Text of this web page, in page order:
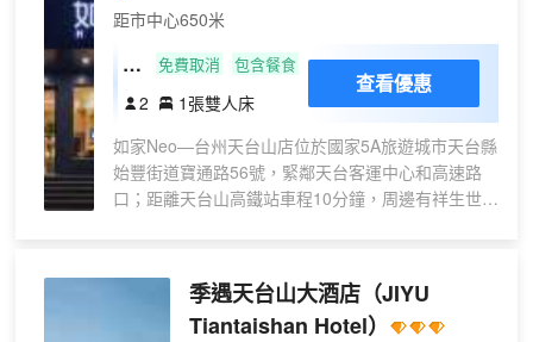
房、會議室、24h免費停車場；房間配備
65寸液晶可投屏電視、智能馬桶、浴缸、
投影、小度智能語音系統等。酒店行李服
務、管家服務讓您商務、旅遊出行都能更
加真切的感受在地文化與現代生活的完美
體驗。
距市中心650米
大
床
A
免費取消 包含餐食
2 1張雙人床
查看優惠
如家Neo—台州天台山店位於國家5A旅遊城市天台縣
始豐街道寶通路56號，緊鄰天台客運中心和高速路
口；距離天台山高鐵站車程10分鐘，周邊有祥生世紀
步行僅5分鐘，附近還有聚緣坊特色名小吃、天台小
吃、小滋生活等美食；距離天台著名5A景點國清寺
車程約15分鐘，；距離天台山瓊台仙谷景區約12分
季遇天台山大酒店（JIYU
Tiantaishan Hotel）